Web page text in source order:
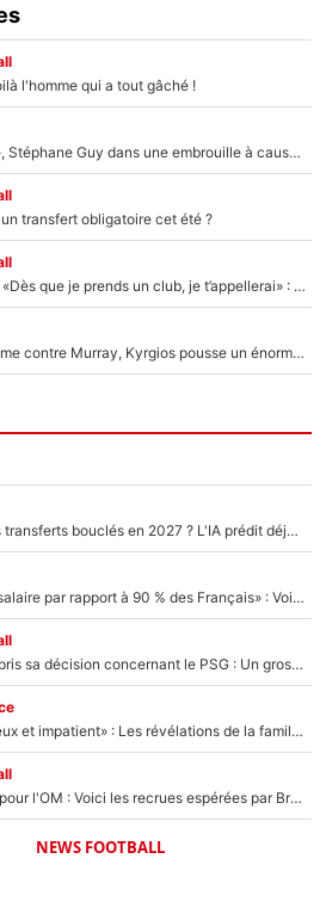
l'homme qui a tout gâché !
«Détester à vie», Stéphane Guy dans une embrouille à cause du PSG !
transfert obligatoire cet été ?
Mercato - OM - «Dès que je prends un club, je t’appellerai» : La promesse de Marcelino au moment de claquer la porte
Victime de racisme contre Murray, Kyrgios pousse un énorme coup de gueule !
PSG : Deux gros transferts bouclés en 2027 ? L'IA prédit déjà les deux joueurs qui pourraient rejoindre Luis Enrique !
«C'est un beau salaire par rapport à 90 % des Français» : Voilà combien touchait Nelson Monfort sur France Télévisions avant de rejoindre CNews
Ferran Torres a pris sa décision concernant le PSG : Un gros club étranger prêt à relancer le feuilleton pour la signature du champion du monde 2026 !
«Il est très heureux et impatient» : Les révélations de la famille Zidane sur sa prise de pouvoir en équipe de France !
Plus de 100M€ pour l'OM : Voici les recrues espérées par Bruno Genesio et Grégory Lorenzi après l’opération dégraissage
NEWS FOOTBALL